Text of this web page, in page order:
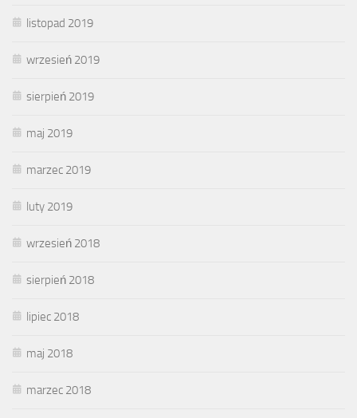
listopad 2019
wrzesień 2019
sierpień 2019
maj 2019
marzec 2019
luty 2019
wrzesień 2018
sierpień 2018
lipiec 2018
maj 2018
marzec 2018